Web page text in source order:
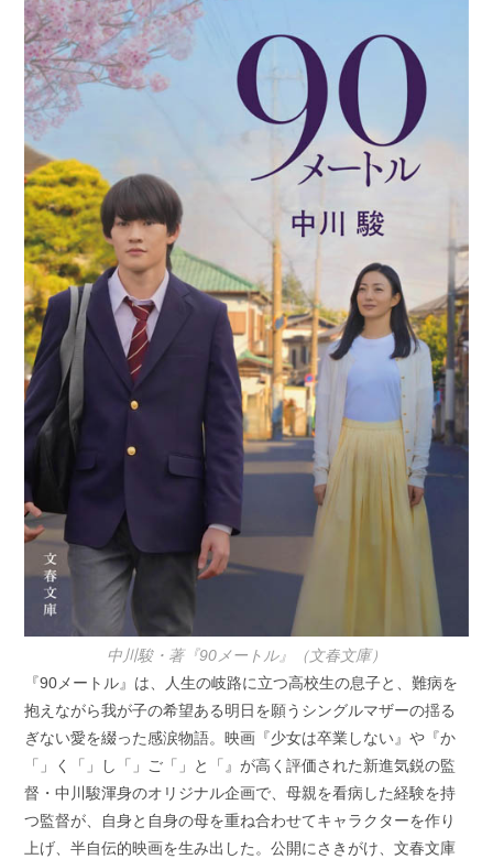
中川駿・著『90メートル』（文春文庫）
『90メートル』は、人生の岐路に立つ高校生の息子と、難病を
抱えながら我が子の希望ある明日を願うシングルマザーの揺る
ぎない愛を綴った感涙物語。映画『少女は卒業しない』や『か
「」く「」し「」ご「」と「』が高く評価された新進気鋭の監
督・中川駿渾身のオリジナル企画で、母親を看病した経験を持
つ監督が、自身と自身の母を重ね合わせてキャラクターを作り
上げ、半自伝的映画を生み出した。公開にさきがけ、文春文庫